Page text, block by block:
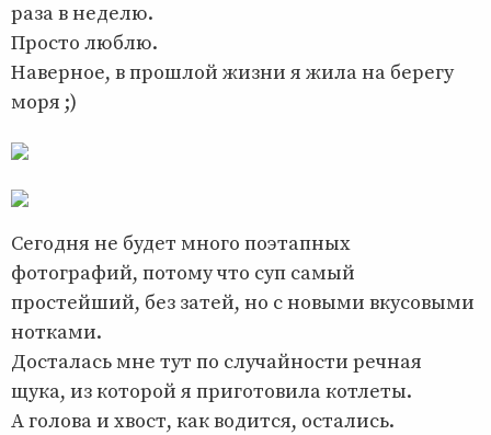
раза в неделю.
Просто люблю.
Наверное, в прошлой жизни я жила на берегу
моря ;)
Сегодня не будет много поэтапных
фотографий, потому что суп самый
простейший, без затей, но с новыми вкусовыми
нотками.
Досталась мне тут по случайности речная
щука, из которой я приготовила котлеты.
А голова и хвост, как водится, остались.